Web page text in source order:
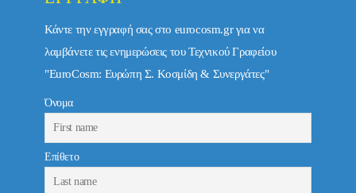
Κάντε την εγγραφή σας στο eurocosm.gr για να
λαμβάνετε τις ενημερώσεις του Τεχνικού Γραφείου
"EuroCosm: Ευρώπη Σ. Κοσμίδη & Συνεργάτες"
Όνομα
Επίθετο